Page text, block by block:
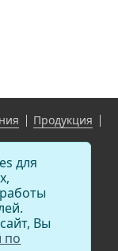
Продукция
для
Вы
по